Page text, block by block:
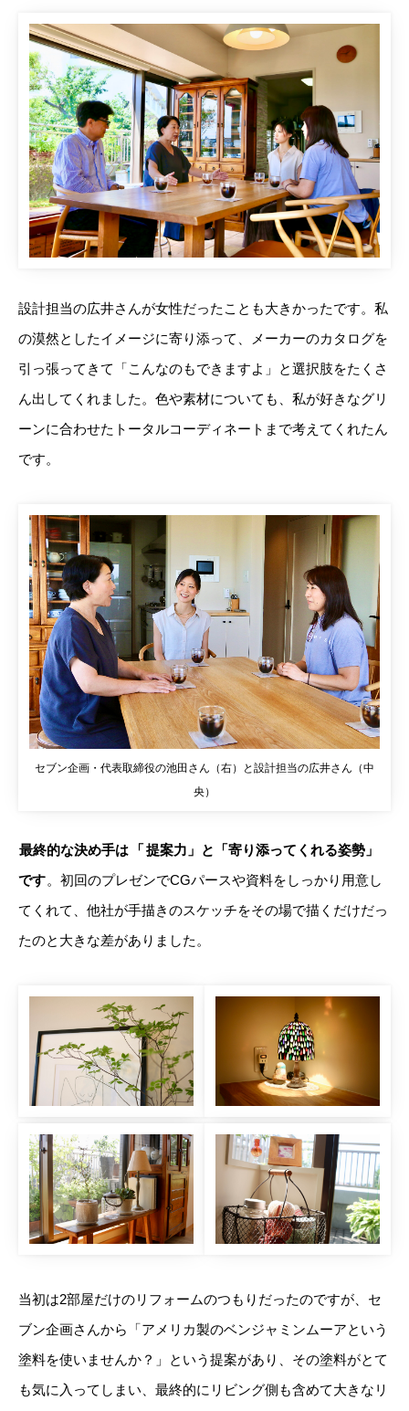
設計担当の広井さんが女性だったことも大きかったです。私
の漠然としたイメージに寄り添って、メーカーのカタログを
引っ張ってきて「こんなのもできますよ」と選択肢をたくさ
ん出してくれました。色や素材についても、私が好きなグリ
ーンに合わせたトータルコーディネートまで考えてくれたん
です。
セブン企画・代表取締役の池田さん（右）と設計担当の広井さん（中
央）
最終的な決め手は 「提案力」と「寄り添ってくれる姿勢」
です。初回のプレゼンでCGパースや資料をしっかり用意し
てくれて、他社が手描きのスケッチをその場で描くだけだっ
たのと大きな差がありました。
当初は2部屋だけのリフォームのつもりだったのですが、セ
ブン企画さんから「アメリカ製のベンジャミンムーアという
塗料を使いませんか？」という提案があり、その塗料がとて
も気に入ってしまい、最終的にリビング側も含めて大きなリ